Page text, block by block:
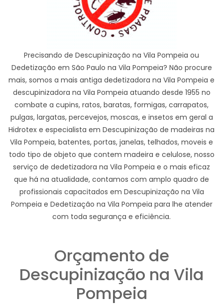
Precisando de Descupinização na Vila Pompeia ou
Dedetização em São Paulo na Vila Pompeia? Não procure
mais, somos a mais antiga dedetizadora na Vila Pompeia e
descupinizadora na Vila Pompeia atuando desde 1955 no
combate a cupins, ratos, baratas, formigas, carrapatos,
pulgas, largatas, percevejos, moscas, e insetos em geral a
Hidrotex e especialista em Descupinização de madeiras na
Vila Pompeia, batentes, portas, janelas, telhados, moveis e
todo tipo de objeto que contem madeira e celulose, nosso
serviço de dedetizadora na Vila Pompeia e o mais eficaz
que há na atualidade, contamos com amplo quadro de
profissionais capacitados em Descupinização na Vila
Pompeia e Dedetização na Vila Pompeia para lhe atender
com toda segurança e eficiência.
Orçamento de
Descupinização na Vila
Pompeia